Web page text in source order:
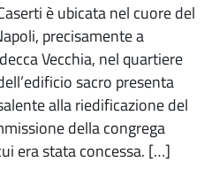
è ubicata nel cuore del
precisamente a
Vecchia, nel quartiere
sacro presenta
alla riedificazione del
della congrega
era stata concessa. […]